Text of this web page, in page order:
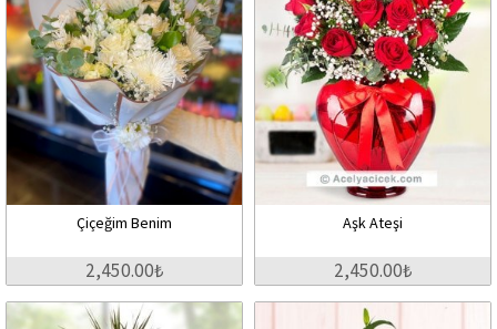
Çiçeğim Benim
2,450.00₺
Aşk Ateşi
2,450.00₺